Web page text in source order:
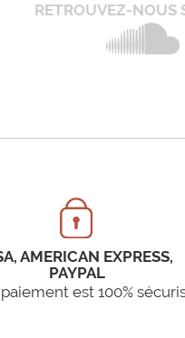
RETROUVEZ-NOUS
AMERICAN EXPRESS,
PAYPAL
est 100%